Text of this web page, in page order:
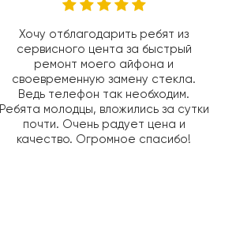
Хочу отблагодарить ребят из
сервисного цента за быстрый
ремонт моего айфона и
своевременную замену стекла.
Ведь телефон так необходим.
Ребята молодцы, вложились за сутки
почти. Очень радует цена и
качество. Огромное спасибо!